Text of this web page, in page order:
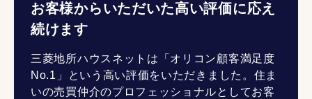
お客様からいただいた高い評価に応え
続けます
三菱地所ハウスネットは「オリコン顧客満足度
No.1」という高い評価をいただきました。住ま
いの売買仲介のプロフェッショナルとしてお客